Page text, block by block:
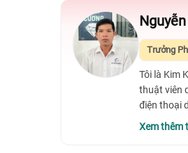
Trưởng
Tôi là Kim
thuật viên
điện thoại
Xem thêm